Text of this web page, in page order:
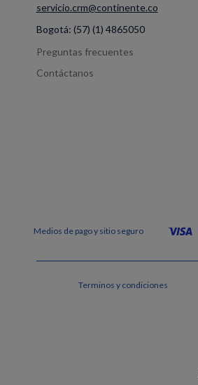
servicio.crm@continente.co
Bogotá: (57) (1) 4865050
Preguntas frecuentes
Contáctanos
Terminos y condiciones